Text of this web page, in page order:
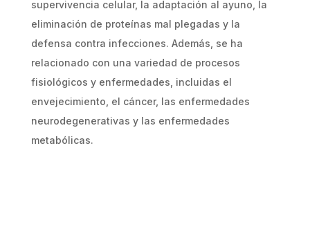
supervivencia celular, la adaptación al ayuno, la
eliminación de proteínas mal plegadas y la
defensa contra infecciones. Además, se ha
relacionado con una variedad de procesos
fisiológicos y enfermedades, incluidas el
envejecimiento, el cáncer, las enfermedades
neurodegenerativas y las enfermedades
metabólicas.